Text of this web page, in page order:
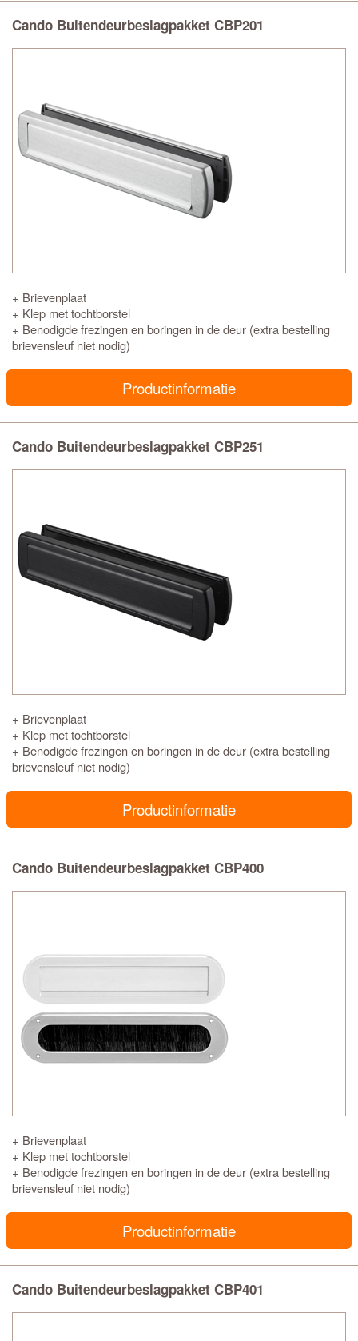
Cando Buitendeurbeslagpakket CBP201
+ Brievenplaat
+ Klep met tochtborstel
+ Benodigde frezingen en boringen in de deur (extra bestelling
brievensleuf niet nodig)
Productinformatie
Cando Buitendeurbeslagpakket CBP251
+ Brievenplaat
+ Klep met tochtborstel
+ Benodigde frezingen en boringen in de deur (extra bestelling
brievensleuf niet nodig)
Productinformatie
Cando Buitendeurbeslagpakket CBP400
+ Brievenplaat
+ Klep met tochtborstel
+ Benodigde frezingen en boringen in de deur (extra bestelling
brievensleuf niet nodig)
Productinformatie
Cando Buitendeurbeslagpakket CBP401